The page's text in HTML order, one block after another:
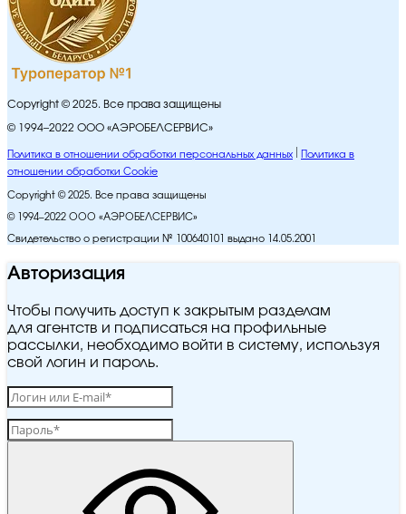
Copyright © 2025. Все права защищены
© 1994–2022 ООО «АЭРОБЕЛСЕРВИС»
Политика в отношении обработки персональных данных
Политика в
отношении обработки Cookie
Copyright © 2025. Все права защищены
© 1994–2022 ООО «АЭРОБЕЛСЕРВИС»
Свидетельство о регистрации № 100640101 выдано 14.05.2001
Авторизация
Чтобы получить доступ к закрытым разделам
для агентств и подписаться на профильные
рассылки, необходимо войти в систему, используя
свой логин и пароль.